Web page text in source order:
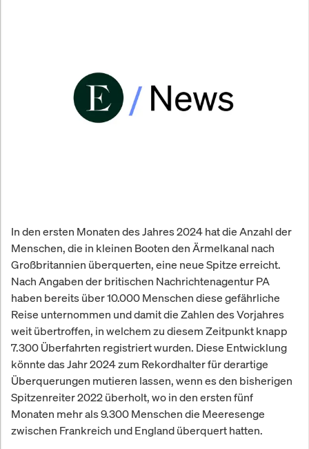
In den ersten Monaten des Jahres 2024 hat die Anzahl der
Menschen, die in kleinen Booten den Ärmelkanal nach
Großbritannien überquerten, eine neue Spitze erreicht.
Nach Angaben der britischen Nachrichtenagentur PA
haben bereits über 10.000 Menschen diese gefährliche
Reise unternommen und damit die Zahlen des Vorjahres
weit übertroffen, in welchem zu diesem Zeitpunkt knapp
7.300 Überfahrten registriert wurden. Diese Entwicklung
könnte das Jahr 2024 zum Rekordhalter für derartige
Überquerungen mutieren lassen, wenn es den bisherigen
Spitzenreiter 2022 überholt, wo in den ersten fünf
Monaten mehr als 9.300 Menschen die Meeresenge
zwischen Frankreich und England überquert hatten.